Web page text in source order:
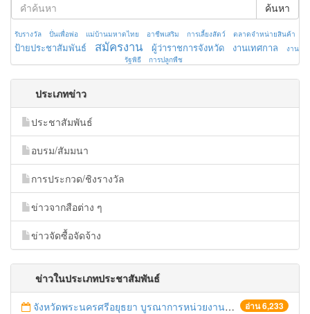
ค้นหา
รับรางวัล ปั่นเพื่อพ่อ แม่บ้านมหาดไทย อาชีพเสริม การเลี้ยงสัตว์ ตลาดจำหน่ายสินค้า
ป้ายประชาสัมพันธ์ สมัครงาน ผู้ว่าราชการจังหวัด งานเทศกาล
งาน
รัฐพิธี
การปลูกพืช
ประเภทข่าว
ประชาสัมพันธ์
อบรม/สัมมนา
การประกวด/ชิงรางวัล
ข่าวจากสือต่าง ๆ
ข่าวจัดซื้อจัดจ้าง
ข่าวในประเภทประชาสัมพันธ์
อ่าน 6,233
จังหวัดพระนครศรีอยุธยา บูรณาการหน่วยงานที่เกี่ยวข้อง ลงพื้นที่จัดระเบียบและดำเนินมาตรการตามบทลงโทษสูงสุดกับผู้ประกอบการร้านค้าที่ยังฝ่าฝืนตั้งร้านค้ารุกล้ำเขตพื้นที่ทางหลวง เตรียมความปลอดภัยก่อนเทศกาลสงกรานต์